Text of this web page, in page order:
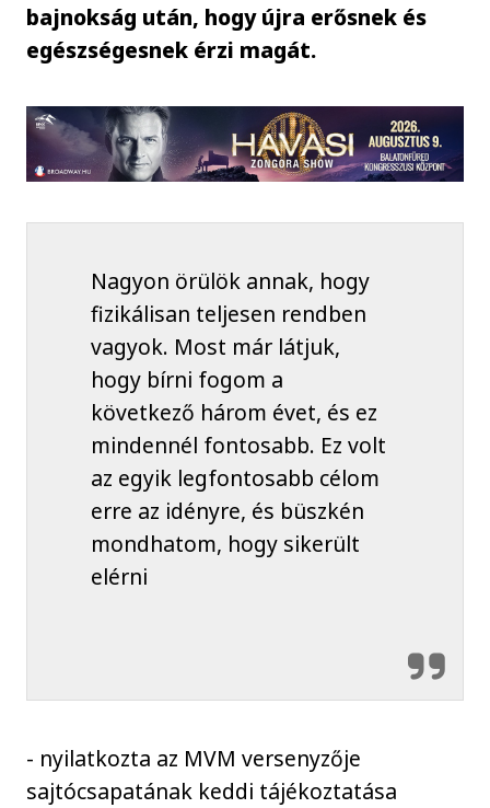
bajnokság után, hogy újra erősnek és
egészségesnek érzi magát.
Nagyon örülök annak, hogy
fizikálisan teljesen rendben
vagyok. Most már látjuk,
hogy bírni fogom a
következő három évet, és ez
mindennél fontosabb. Ez volt
az egyik legfontosabb célom
erre az idényre, és büszkén
mondhatom, hogy sikerült
elérni
- nyilatkozta az MVM versenyzője
sajtócsapatának keddi tájékoztatása